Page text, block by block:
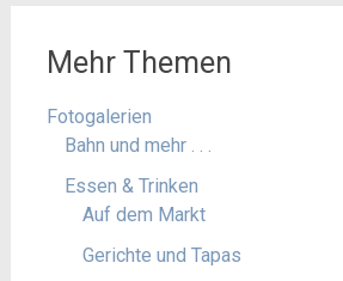
Mehr Themen
Fotogalerien
Bahn und mehr . . .
Essen & Trinken
Auf dem Markt
Gerichte und Tapas